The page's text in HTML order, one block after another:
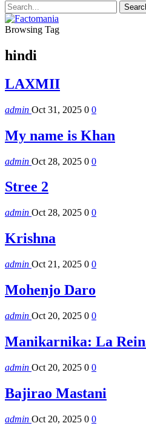
Browsing Tag
hindi
LAXMII
admin Oct 31, 2025 0 0
My name is Khan
admin Oct 28, 2025 0 0
Stree 2
admin Oct 28, 2025 0 0
Krishna
admin Oct 21, 2025 0 0
Mohenjo Daro
admin Oct 20, 2025 0 0
Manikarnika: La
admin Oct 20, 2025 0 0
Bajirao Mastani
admin Oct 20, 2025 0 0